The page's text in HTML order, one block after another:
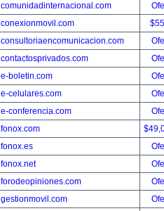
comunidadinternacional.com
conexionmovil.com
consultoriaencomunicacion.com
contactosprivados.com
e-boletin.com
e-celulares.com
e-conferencia.com
fonox.com
fonox.es
fonox.net
forodeopiniones.com
gestionmovil.com